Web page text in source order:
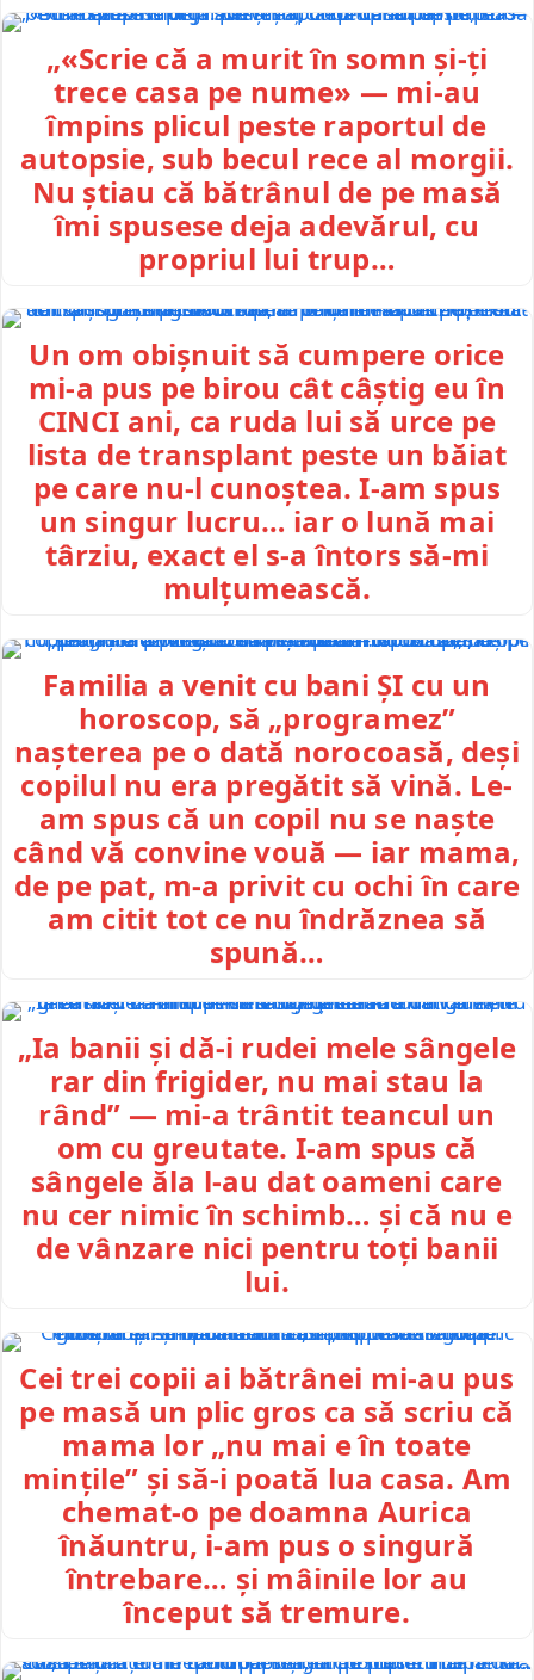
„«Scrie că a murit în somn și-ți
trece casa pe nume» — mi-au
împins plicul peste raportul de
autopsie, sub becul rece al morgii.
Nu știau că bătrânul de pe masă
îmi spusese deja adevărul, cu
propriul lui trup…
Un om obișnuit să cumpere orice
mi-a pus pe birou cât câștig eu în
CINCI ani, ca ruda lui să urce pe
lista de transplant peste un băiat
pe care nu-l cunoștea. I-am spus
un singur lucru… iar o lună mai
târziu, exact el s-a întors să-mi
mulțumească.
Familia a venit cu bani ȘI cu un
horoscop, să „programez”
nașterea pe o dată norocoasă, deși
copilul nu era pregătit să vină. Le-
am spus că un copil nu se naște
când vă convine vouă — iar mama,
de pe pat, m-a privit cu ochi în care
am citit tot ce nu îndrăznea să
spună…
„Ia banii și dă-i rudei mele sângele
rar din frigider, nu mai stau la
rând” — mi-a trântit teancul un
om cu greutate. I-am spus că
sângele ăla l-au dat oameni care
nu cer nimic în schimb… și că nu e
de vânzare nici pentru toți banii
lui.
Cei trei copii ai bătrânei mi-au pus
pe masă un plic gros ca să scriu că
mama lor „nu mai e în toate
mințile” și să-i poată lua casa. Am
chemat-o pe doamna Aurica
înăuntru, i-am pus o singură
întrebare… și mâinile lor au
început să tremure.